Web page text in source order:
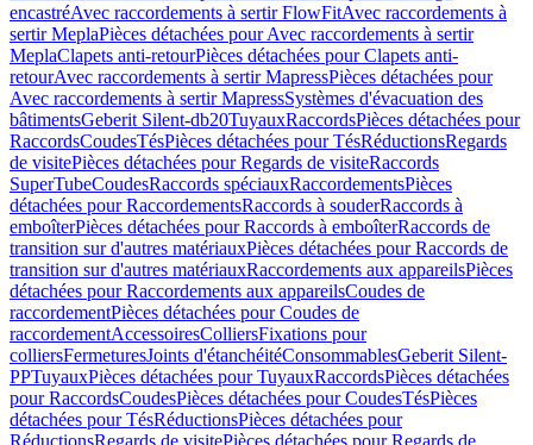
encastréAvec raccordements à sertir FlowFitAvec raccordements à
sertir MeplaPièces détachées pour Avec raccordements à sertir
MeplaClapets anti-retourPièces détachées pour Clapets anti-
retourAvec raccordements à sertir MapressPièces détachées pour
Avec raccordements à sertir MapressSystèmes d'évacuation des
bâtimentsGeberit Silent-db20TuyauxRaccordsPièces détachées pour
RaccordsCoudesTésPièces détachées pour TésRéductionsRegards
de visitePièces détachées pour Regards de visiteRaccords
SuperTubeCoudesRaccords spéciauxRaccordementsPièces
détachées pour RaccordementsRaccords à souderRaccords à
emboîterPièces détachées pour Raccords à emboîterRaccords de
transition sur d'autres matériauxPièces détachées pour Raccords de
transition sur d'autres matériauxRaccordements aux appareilsPièces
détachées pour Raccordements aux appareilsCoudes de
raccordementPièces détachées pour Coudes de
raccordementAccessoiresColliersFixations pour
colliersFermeturesJoints d'étanchéitéConsommablesGeberit Silent-
PPTuyauxPièces détachées pour TuyauxRaccordsPièces détachées
pour RaccordsCoudesPièces détachées pour CoudesTésPièces
détachées pour TésRéductionsPièces détachées pour
RéductionsRegards de visitePièces détachées pour Regards de